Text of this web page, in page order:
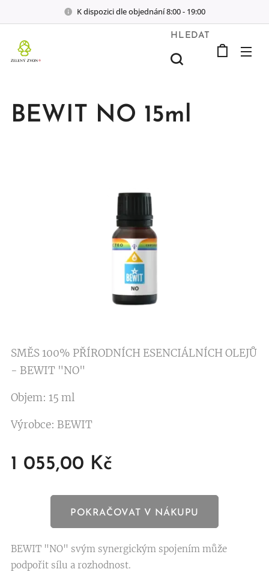
K dispozici dle objednání 8:00 - 19:00
HLEDAT
BEWIT NO 15ml
SMĚS 100% PŘÍRODNÍCH ESENCIÁLNÍCH OLEJŮ
- BEWIT "NO"
Objem: 15 ml
Výrobce: BEWIT
1 055,00 Kč
POKRAČOVAT V NÁKUPU
BEWIT "NO" svým synergickým spojením může
podpořit sílu a rozhodnost.